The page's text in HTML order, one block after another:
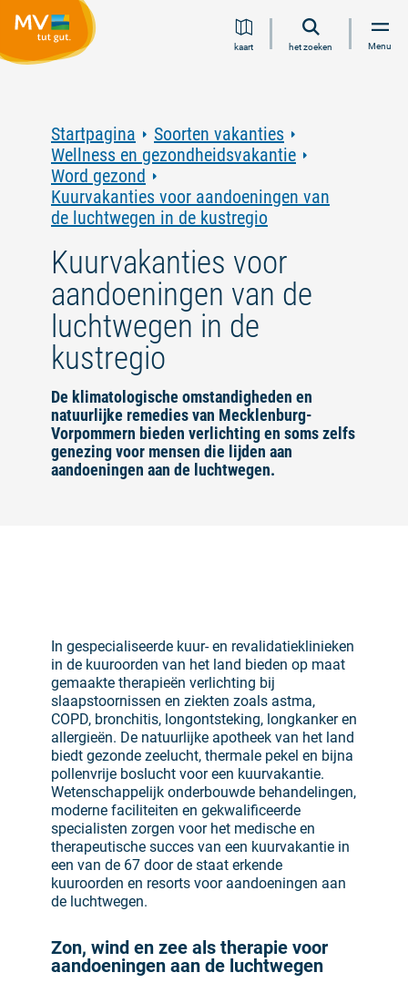
Ga
naar
Ga
naar
Ga
naar
Ga
naar
kaart het zoeken Menu
Startpagina
Soorten vakanties
Wellness en gezondheidsvakantie
Word gezond
Kuurvakanties voor aandoeningen van
de luchtwegen in de kustregio
Kuurvakanties voor
aandoeningen van de
luchtwegen in de
kustregio
De klimatologische omstandigheden en
natuurlijke remedies van Mecklenburg-
Vorpommern bieden verlichting en soms zelfs
genezing voor mensen die lijden aan
aandoeningen aan de luchtwegen.
In gespecialiseerde kuur- en revalidatieklinieken
in de kuuroorden van het land bieden op maat
gemaakte therapieën verlichting bij
slaapstoornissen en ziekten zoals astma,
COPD, bronchitis, longontsteking, longkanker en
allergieën. De natuurlijke apotheek van het land
biedt gezonde zeelucht, thermale pekel en bijna
pollenvrije boslucht voor een kuurvakantie.
Wetenschappelijk onderbouwde behandelingen,
moderne faciliteiten en gekwalificeerde
specialisten zorgen voor het medische en
therapeutische succes van een kuurvakantie in
een van de 67 door de staat erkende
kuuroorden en resorts voor aandoeningen aan
de luchtwegen.
Zon, wind en zee als therapie voor
aandoeningen aan de luchtwegen